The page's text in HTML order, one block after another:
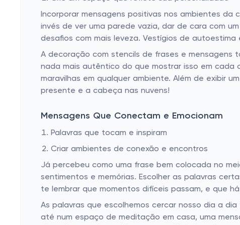
Incorporar mensagens positivas nos ambientes
invés de ver uma parede vazia, dar de cara com
desafios com mais leveza. Vestígios de
A decoração com stencils de frases e mensagens
nada mais autêntico do que mostrar isso em
maravilhas em qualquer ambiente. Além de exibir
presente e a cabeça nas nuvens!
Mensagens Que Conectam e Emocionam
Palavras que tocam e inspiram
Criar ambientes de conexão e encontros
Já percebeu como uma frase bem colocada no
sentimentos e memórias. Escolher as palavras
te lembrar que momentos difíceis passam, e que
As palavras que escolhemos cercar nosso dia a
até num espaço de meditação em casa, uma